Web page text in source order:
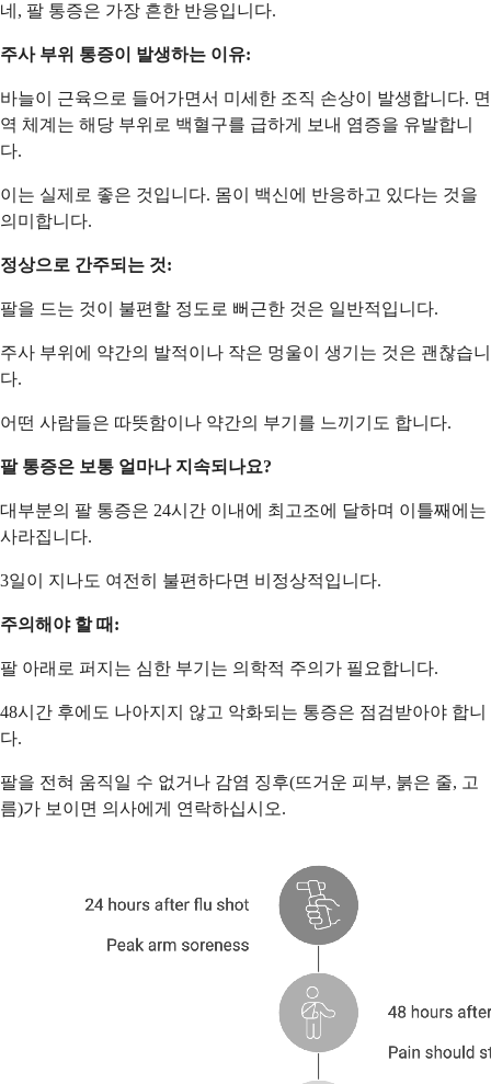
네, 팔 통증은 가장 흔한 반응입니다.
주사 부위 통증이 발생하는 이유:
바늘이 근육으로 들어가면서 미세한 조직 손상이 발생합니다. 면
역 체계는 해당 부위로 백혈구를 급하게 보내 염증을 유발합니
다.
이는 실제로 좋은 것입니다. 몸이 백신에 반응하고 있다는 것을
의미합니다.
정상으로 간주되는 것:
팔을 드는 것이 불편할 정도로 뻐근한 것은 일반적입니다.
주사 부위에 약간의 발적이나 작은 멍울이 생기는 것은 괜찮습니
다.
어떤 사람들은 따뜻함이나 약간의 부기를 느끼기도 합니다.
팔 통증은 보통 얼마나 지속되나요?
대부분의 팔 통증은 24시간 이내에 최고조에 달하며 이틀째에는
사라집니다.
3일이 지나도 여전히 불편하다면 비정상적입니다.
주의해야 할 때:
팔 아래로 퍼지는 심한 부기는 의학적 주의가 필요합니다.
48시간 후에도 나아지지 않고 악화되는 통증은 점검받아야 합니
다.
팔을 전혀 움직일 수 없거나 감염 징후(뜨거운 피부, 붉은 줄, 고
름)가 보이면 의사에게 연락하십시오.